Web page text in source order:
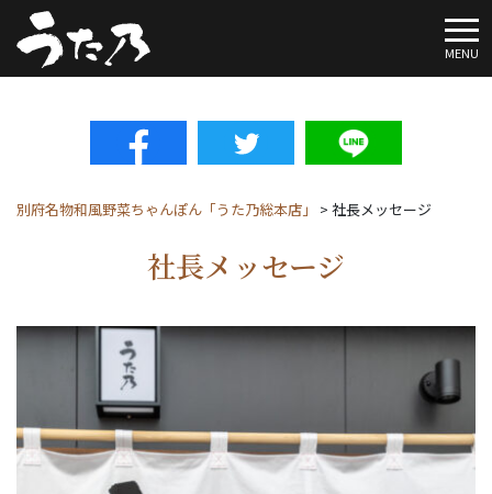
MENU
別府名物和風野菜ちゃんぽん「うた乃総本店」 > 社長メッセージ
社長メッセージ